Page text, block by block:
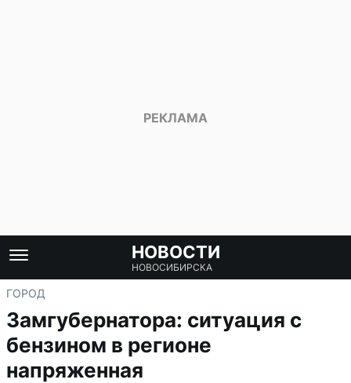
НОВОСТИ
НОВОСИБИРСКА
ГОРОД
Замгубернатора: ситуация с
бензином в регионе
напряженная